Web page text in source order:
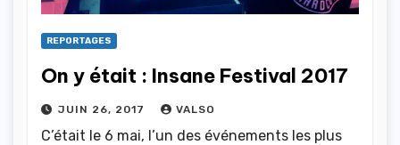
REPORTAGES
On y était : Insane Festival 2017
JUIN 26, 2017 VALSO
C’était le 6 mai, l’un des événements les plus